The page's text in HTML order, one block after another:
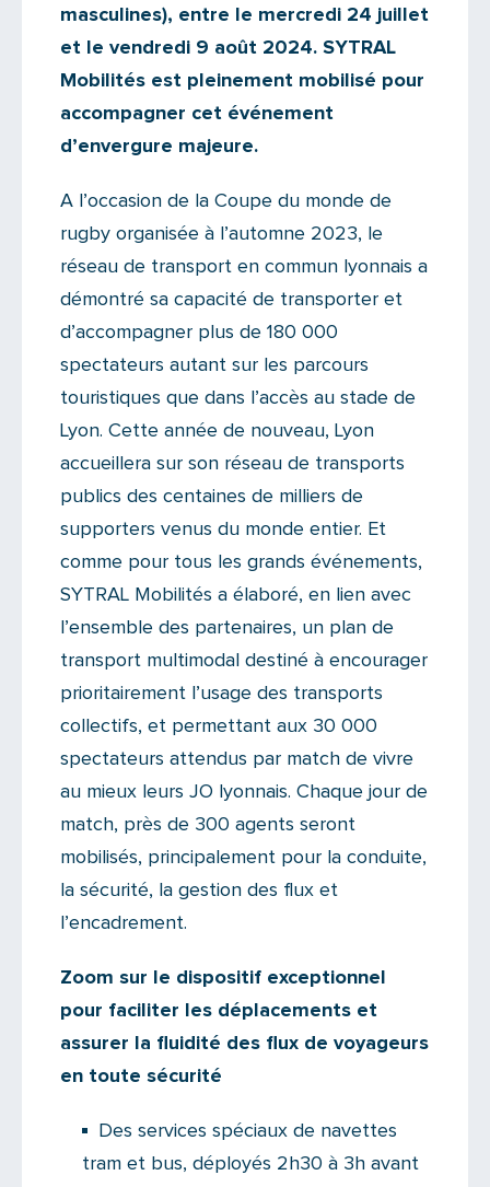
masculines), entre le mercredi 24 juillet
et le vendredi 9 août 2024. SYTRAL
Mobilités est pleinement mobilisé pour
accompagner cet événement
d’envergure majeure.
A l’occasion de la Coupe du monde de
rugby organisée à l’automne 2023, le
réseau de transport en commun lyonnais a
démontré sa capacité de transporter et
d’accompagner plus de 180 000
spectateurs autant sur les parcours
touristiques que dans l’accès au stade de
Lyon. Cette année de nouveau, Lyon
accueillera sur son réseau de transports
publics des centaines de milliers de
supporters venus du monde entier. Et
comme pour tous les grands événements,
SYTRAL Mobilités a élaboré, en lien avec
l’ensemble des partenaires, un plan de
transport multimodal destiné à encourager
prioritairement l’usage des transports
collectifs, et permettant aux 30 000
spectateurs attendus par match de vivre
au mieux leurs JO lyonnais. Chaque jour de
match, près de 300 agents seront
mobilisés, principalement pour la conduite,
la sécurité, la gestion des flux et
l’encadrement.
Zoom sur le dispositif exceptionnel
pour faciliter les déplacements et
assurer la fluidité des flux de voyageurs
en toute sécurité
Des services spéciaux de navettes
tram et bus, déployés 2h30 à 3h avant